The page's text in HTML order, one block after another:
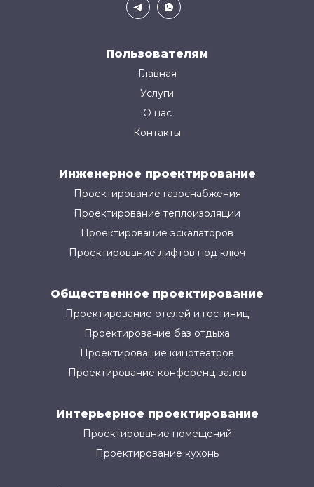
Пользователям
Главная
Услуги
О нас
Контакты
Инженерное проектирование
Проектирование газоснабжения
Проектирование теплоизоляции
Проектирование эскалаторов
Проектирование лифтов под ключ
Общественное проектирование
Проектирование отелей и гостиниц
Проектирование баз отдыха
Проектирование кинотеатров
Проектирование конференц-залов
Интерьерное проектирование
Проектирование помещений
Проектирование кухонь